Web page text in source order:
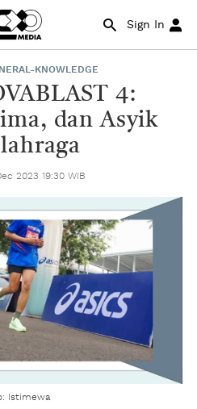
Sign In
KNOWLEDGE
4:
dan Asyik
2023 19:30 WIB
Istimewa